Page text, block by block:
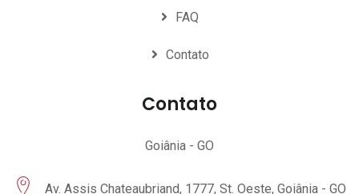
FAQ
Contato
Contato
Goiânia - GO
Av. Assis Chateaubriand, 1777, St. Oeste, Goiânia - GO